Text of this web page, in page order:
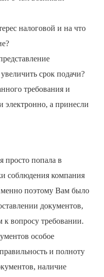
налоговой и на что
срок подачи?
требования и
электронно, а принесли
просто попала в
соблюдения компания
поэтому Вам было
документов,
вопросу требовании.
особое
и полноту
наличие